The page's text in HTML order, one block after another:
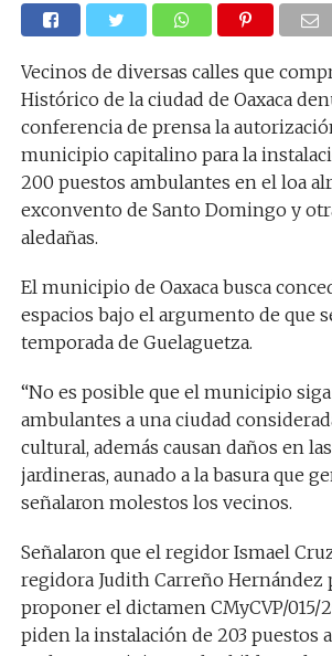
Vecinos de diversas calles que
Histórico de la ciudad de Oaxaca
conferencia de prensa la
municipio capitalino para la
200 puestos ambulantes en el loa
exconvento de Santo Domingo y
aledañas.
El municipio de Oaxaca busca
espacios bajo el argumento de que
temporada de Guelaguetza.
“No es posible que el municipio
ambulantes a una ciudad
cultural, además causan daños en
jardineras, aunado a la basura que
señalaron molestos los vecinos.
Señalaron que el regidor Ismael
regidora Judith Carreño Hernández
proponer el dictamen CMyCVP/015/
piden la instalación de 203 puestos